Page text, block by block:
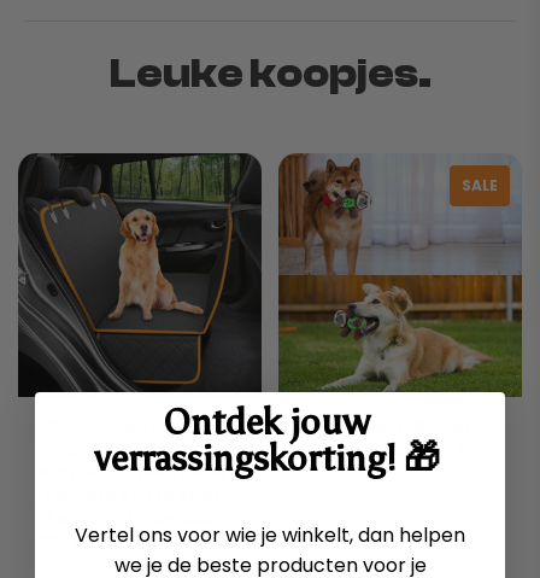
Leuke koopjes.
100% Waterproof
Dog Car Seat Cover
with Mesh Window
137x147cm
SALE
2 In 1 Tooth Brusher
And Hiding Dog Toy
$24.00
Ontdek jouw
verrassingskorting! 🎁
Vertel ons voor wie je winkelt, dan helpen
we je de beste producten voor je